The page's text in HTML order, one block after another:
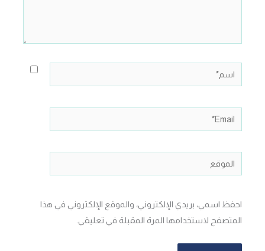
اسم*
Email*
الموقع
احفظ اسمي، بريدي الإلكتروني، والموقع الإلكتروني في هذا
المتصفح لاستخدامها المرة المقبلة في تعليقي.